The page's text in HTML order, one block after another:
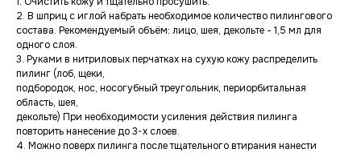
2. В шприц с иглой набрать необходимое количество пилингового
состава. Рекомендуемый объём: лицо, шея, декольте - 1,5 мл для
одного слоя.
3. Руками в нитриловых перчатках на сухую кожу распределить
пилинг (лоб, щеки,
подбородок, нос, носогубный треугольник, периорбитальная
область, шея,
декольте) При необходимости усиления действия пилинга
повторить нанесение до 3-х слоев.
4. Можно поверх пилинга после тщательного втирания нанести